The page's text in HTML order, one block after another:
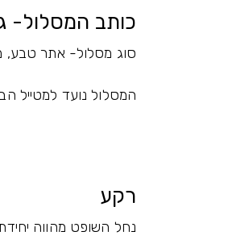
כותב המסלול-
סוג מסלול- אתר טבע,
המסלול נועד למטייל
רקע
נחל השופט מהווה